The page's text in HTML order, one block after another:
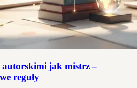
jak mistrz –
reguły